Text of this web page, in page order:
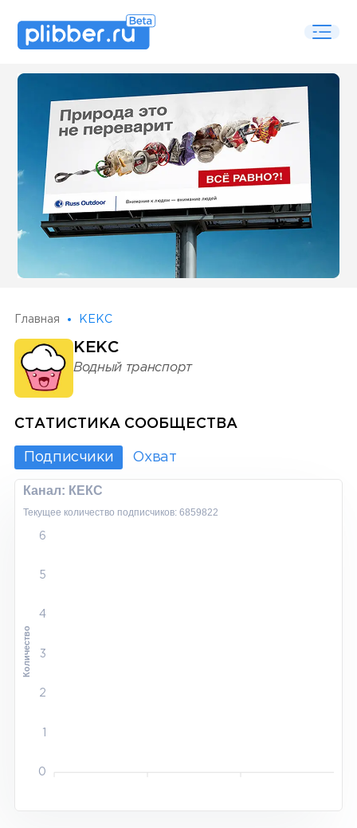
Some SEO Title
Главная КЕКС
КЕКС
Водный транспорт
СТАТИСТИКА СООБЩЕСТВА
Подписчики Охват
Канал: КЕКС
Текущее количество подписчиков: 6859822
6
5
4
3
2
1
0
Количество